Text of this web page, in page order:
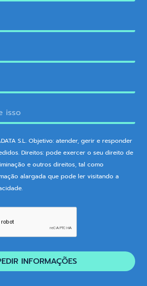
S.L. Objetivo: atender, gerir e responder
Direitos: pode exercer o seu direito de
e outros direitos, tal como
alargada que pode ler visitando a
INFORMAÇÕES